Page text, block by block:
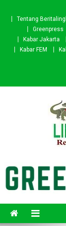
Tentang
Greenpress
Kabar Jakarta
Kabar FEM